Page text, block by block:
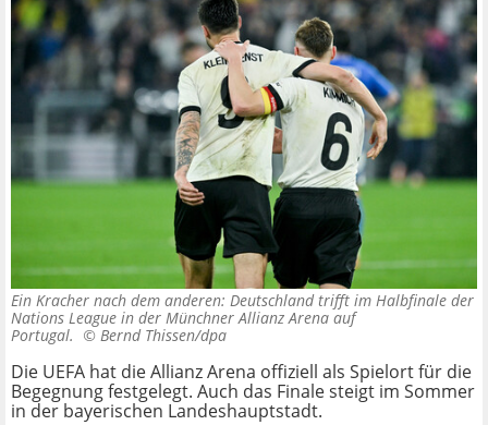
Ein Kracher nach dem anderen: Deutschland trifft im Halbfinale der
Nations League in der Münchner Allianz Arena auf
Portugal. © Bernd Thissen/dpa
Die UEFA hat die Allianz Arena offiziell als Spielort für die
Begegnung festgelegt. Auch das Finale steigt im Sommer
in der bayerischen Landeshauptstadt.